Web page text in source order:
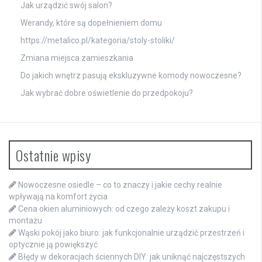
Jak urządzić swój salon?
Werandy, które są dopełnieniem domu
https://metalico.pl/kategoria/stoly-stoliki/
Zmiana miejsca zamieszkania
Do jakich wnętrz pasują ekskluzywne komody nowoczesne?
Jak wybrać dobre oświetlenie do przedpokoju?
Ostatnie wpisy
Nowoczesne osiedle – co to znaczy i jakie cechy realnie
wpływają na komfort życia
Cena okien aluminiowych: od czego zależy koszt zakupu i
montażu
Wąski pokój jako biuro: jak funkcjonalnie urządzić przestrzeń i
optycznie ją powiększyć
Błędy w dekoracjach ściennych DIY: jak uniknąć najczęstszych